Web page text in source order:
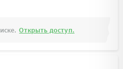
Открыть доступ.